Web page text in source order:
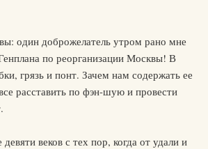
один доброжелатель утром рано мне
по реорганизации Москвы! В
грязь и понт. Зачем нам содержать ее
расставить по фэн-шую и провести
веков с тех пор, когда от удали и